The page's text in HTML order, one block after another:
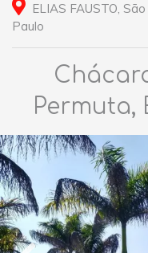
ELIAS FAUSTO, São
Paulo
Permuta,